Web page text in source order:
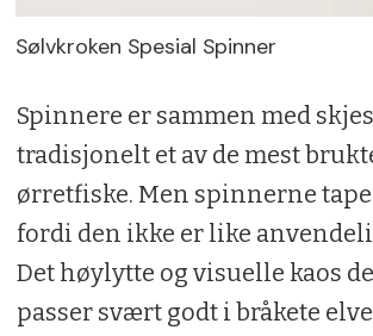
Sølvkroken Spesial Spinner
Spinnere er sammen med
tradisjonelt et av de mest
ørretfiske. Men spinnerne
fordi den ikke er like
Det høylytte og visuelle kaos
passer svært godt i bråkete